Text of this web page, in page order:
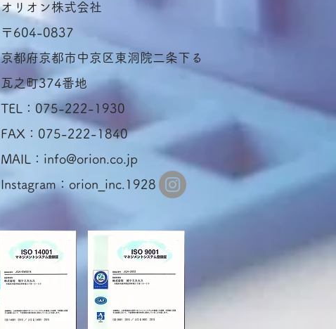
​オリオン株式会社
〒604-0837
京都府京都市中京区東洞院二条下る
瓦之町374番地
TEL：075-222-1930
FAX：075-222-1840
MAIL： info@orion.co.jp
Instagram：orion_inc.1928